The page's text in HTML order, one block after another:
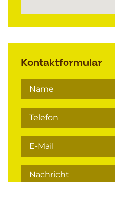
Kontaktformular